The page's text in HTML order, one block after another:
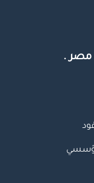
مصر .